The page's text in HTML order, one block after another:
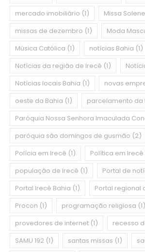
mercado imobiliário (1) Missa Solene
missas de dezembro (1) Moda
Música Católica (1) notícias Bahia (1)
Notícias da região de Irecê (1)
Notícias locais Bahia (1) novas
oeste da Bahia (1) parcelamento da
Paróquia Nossa Senhora Imaculada
paróquia são domingos de gusmão (2)
Polícia em Irecê (1) Política em Irecê
população de Irecê (1) Portal de
Portal Irecê Bahia (1) Portal regional
Procon (1) programação religiosa (1)
provedores de internet (1) recesso
SAMU 192 (1) santas missas (1)